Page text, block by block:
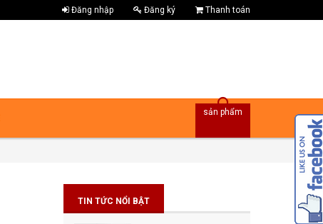
Đăng nhập Đăng ký Thanh toán
sản phẩm
TIN TỨC NỔI BẬT